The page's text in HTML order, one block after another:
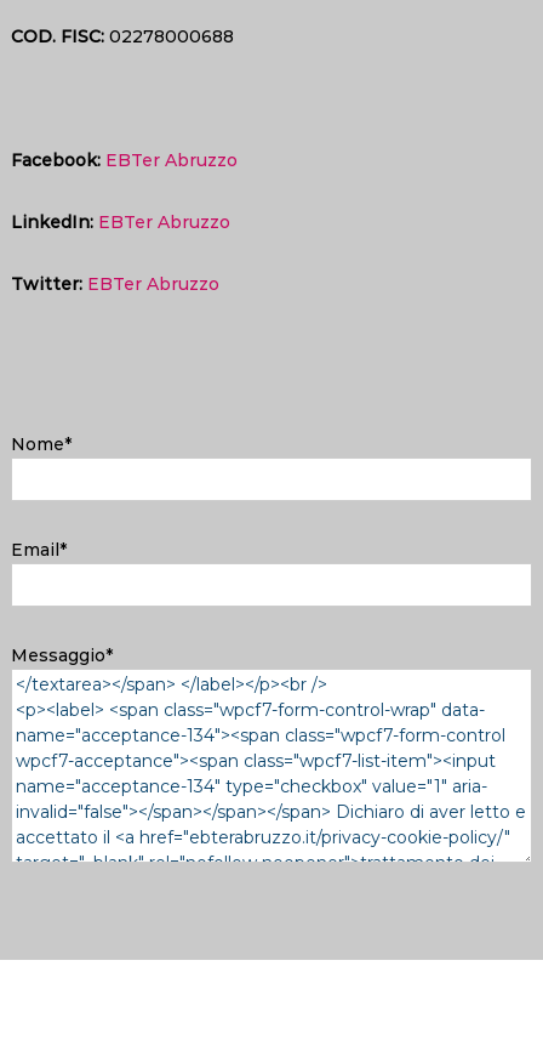
COD. FISC:02278000688
Facebook: EBTer Abruzzo
LinkedIn: EBTer Abruzzo
Twitter: EBTer Abruzzo
Nome*
Email*
Messaggio*